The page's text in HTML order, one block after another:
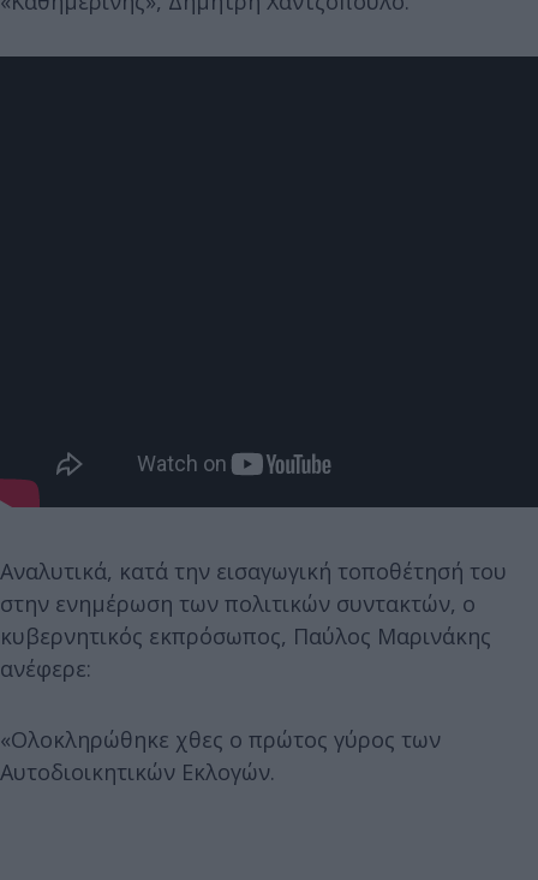
Αναλυτικά, κατά την εισαγωγική τοποθέτησή του
στην ενημέρωση των πολιτικών συντακτών, ο
κυβερνητικός εκπρόσωπος, Παύλος Μαρινάκης
ανέφερε:
«Ολοκληρώθηκε χθες ο πρώτος γύρος των
Αυτοδιοικητικών Εκλογών.